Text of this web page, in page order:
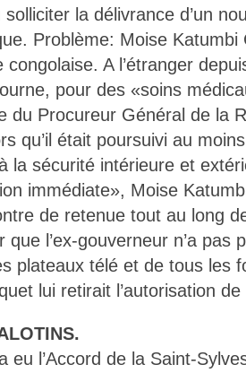
solliciter la délivrance d’un
Problème: Moise Katumbi
A l’étranger
pour des «soins
du Procureur Général de la
qu’il était poursuivi au
la sécurité intérieure et
immédiate», Moise
de retenue tout au long
que l’ex-gouverneur n’a pas
plateaux télé et de tous les
lui retirait l’autorisation
eu l’Accord de la Saint-